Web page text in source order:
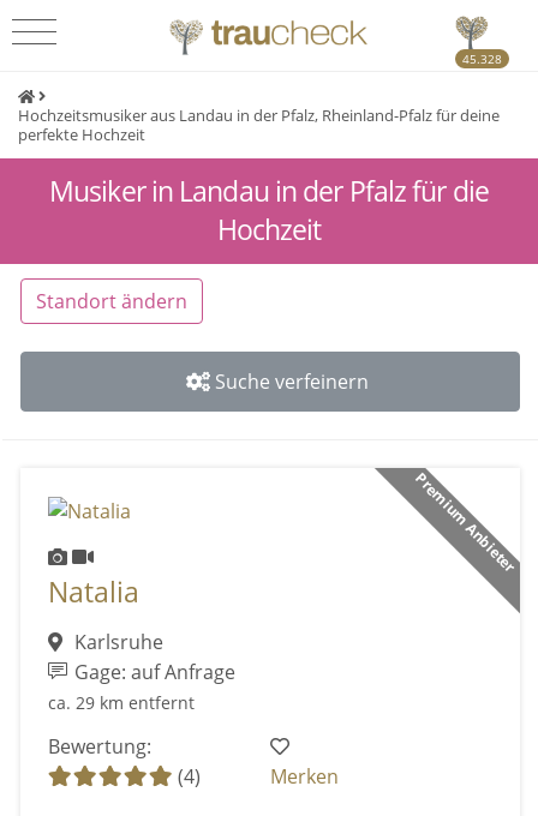
45.328
Hochzeitsmusiker aus Landau in der Pfalz, Rheinland-Pfalz für deine
perfekte Hochzeit
Musiker in Landau in der Pfalz für die
Hochzeit
Standort ändern
Suche verfeinern
Premium Anbieter
Natalia
Karlsruhe
Gage: auf Anfrage
ca. 29 km entfernt
Bewertung:
(4)
Merken